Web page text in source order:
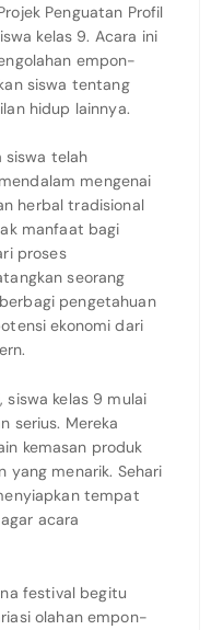
Penguatan Profil
kelas 9. Acara ini
empon-
siswa tentang
hidup lainnya.
siswa telah
mengenai
herbal tradisional
manfaat bagi
proses
seorang
pengetahuan
ekonomi dari
kelas 9 mulai
serius. Mereka
kemasan produk
yang menarik. Sehari
tempat
acara
festival begitu
olahan empon-